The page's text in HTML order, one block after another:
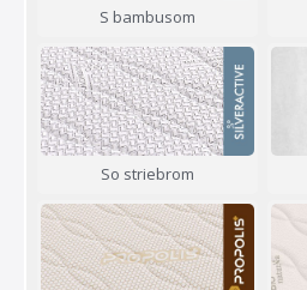
S bambusom
So striebrom